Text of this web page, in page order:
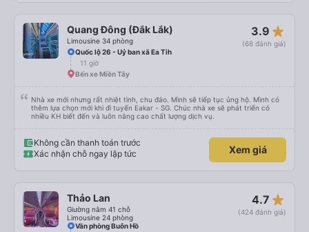
Quang Đông (Đắk Lắk)
Limousine 34 phòng
3.9 star_rate
(68 đánh giá)
Quốc lộ 26 - Uỷ ban xã Ea Tih
11 giờ
Bến xe Miền Tây
Nhà xe mới nhưng rất nhiệt tình, chu đáo. Mình sẽ tiếp tục ủng hộ. Mình có
thêm lựa chọn mới khi đi tuyến Eakar - SG. Chúc nhà xe sẽ phát triển có
nhiều KH biết đến và luôn nâng cao chất lượng dịch vụ.
Không cần thanh toán trước
Xác nhận chỗ ngay lập tức
Xem giá
Thảo Lan
Giường nằm 41 chỗ
Limousine 24 phòng
4.7 star_rate
(424 đánh giá)
Văn phòng Buôn Hồ